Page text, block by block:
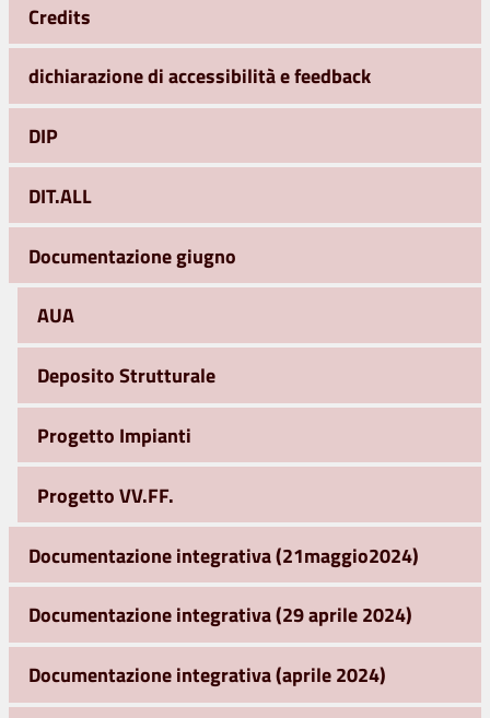
Credits
dichiarazione di accessibilità e feedback
DIP
DIT.ALL
Documentazione giugno
AUA
Deposito Strutturale
Progetto Impianti
Progetto VV.FF.
Documentazione integrativa (21maggio2024)
Documentazione integrativa (29 aprile 2024)
Documentazione integrativa (aprile 2024)